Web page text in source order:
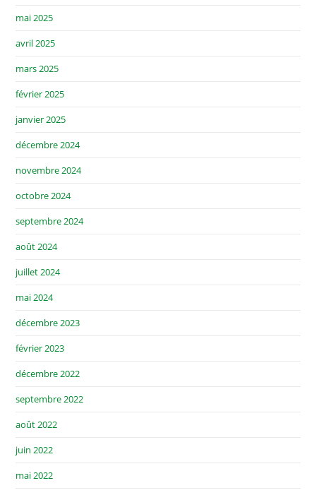
mai 2025
avril 2025
mars 2025
février 2025
janvier 2025
décembre 2024
novembre 2024
octobre 2024
septembre 2024
août 2024
juillet 2024
mai 2024
décembre 2023
février 2023
décembre 2022
septembre 2022
août 2022
juin 2022
mai 2022